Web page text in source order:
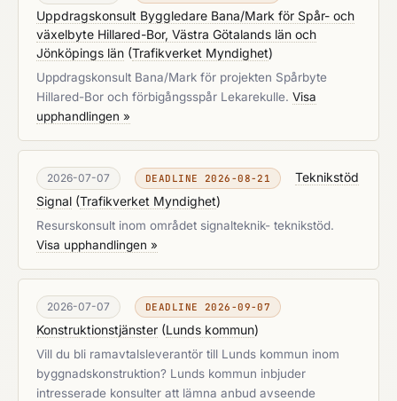
Uppdragskonsult Byggledare Bana/Mark för Spår- och
växelbyte Hillared-Bor, Västra Götalands län och
Jönköpings län (Trafikverket Myndighet)
Uppdragskonsult Bana/Mark för projekten Spårbyte
Hillared-Bor och förbigångsspår Lekarekulle. Visa
upphandlingen »
2026-07-07 DEADLINE 2026-08-21
Teknikstöd
Signal (Trafikverket Myndighet)
Resurskonsult inom området signalteknik- teknikstöd.
Visa upphandlingen »
2026-07-07 DEADLINE 2026-09-07
Konstruktionstjänster (Lunds kommun)
Vill du bli ramavtalsleverantör till Lunds kommun inom
byggnadskonstruktion? Lunds kommun inbjuder
intresserade konsulter att lämna anbud avseende